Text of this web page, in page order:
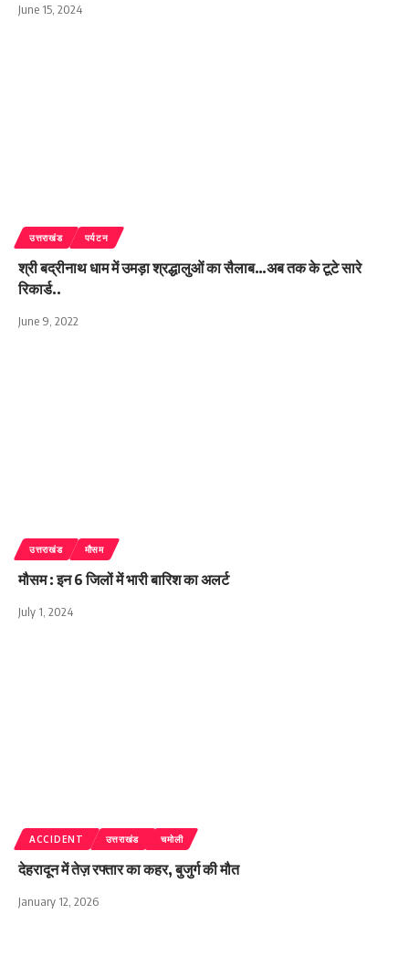
June 15, 2024
उत्तराखंड पर्यटन
श्री बद्रीनाथ धाम में उमड़ा श्रद्धालुओं का सैलाब…अब तक के टूटे सारे
रिकार्ड..
June 9, 2022
उत्तराखंड मौसम
मौसम : इन 6 जिलों में भारी बारिश का अलर्ट
July 1, 2024
ACCIDENT उत्तराखंड चमोली
देहरादून में तेज़ रफ्तार का कहर, बुजुर्ग की मौत
January 12, 2026